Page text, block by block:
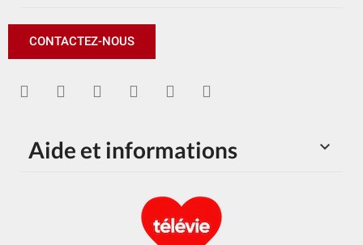
CONTACTEZ-NOUS

Aide et informations